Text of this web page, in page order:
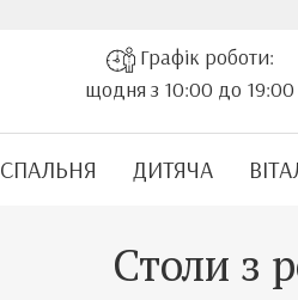
Графік роботи:
щодня з 10:00 до 19:00
СПАЛЬНЯ ДИТЯЧА
Столи з